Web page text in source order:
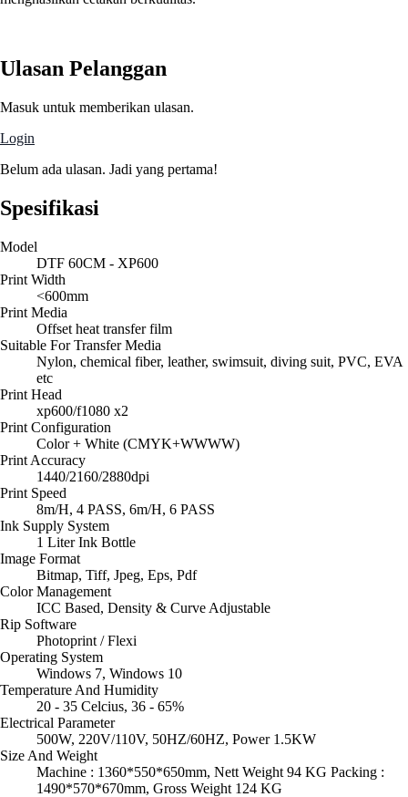
Ulasan Pelanggan
Masuk untuk memberikan ulasan.
Login
Belum ada ulasan. Jadi yang pertama!
Spesifikasi
Model
DTF 60CM - XP600
Print Width
<600mm
Print Media
Offset heat transfer film
Suitable For Transfer Media
Nylon, chemical fiber, leather, swimsuit, diving suit, PVC, EVA
etc
Print Head
xp600/f1080 x2
Print Configuration
Color + White (CMYK+WWWW)
Print Accuracy
1440/2160/2880dpi
Print Speed
8m/H, 4 PASS, 6m/H, 6 PASS
Ink Supply System
1 Liter Ink Bottle
Image Format
Bitmap, Tiff, Jpeg, Eps, Pdf
Color Management
ICC Based, Density & Curve Adjustable
Rip Software
Photoprint / Flexi
Operating System
Windows 7, Windows 10
Temperature And Humidity
20 - 35 Celcius, 36 - 65%
Electrical Parameter
500W, 220V/110V, 50HZ/60HZ, Power 1.5KW
Size And Weight
Machine : 1360*550*650mm, Nett Weight 94 KG Packing :
1490*570*670mm, Gross Weight 124 KG